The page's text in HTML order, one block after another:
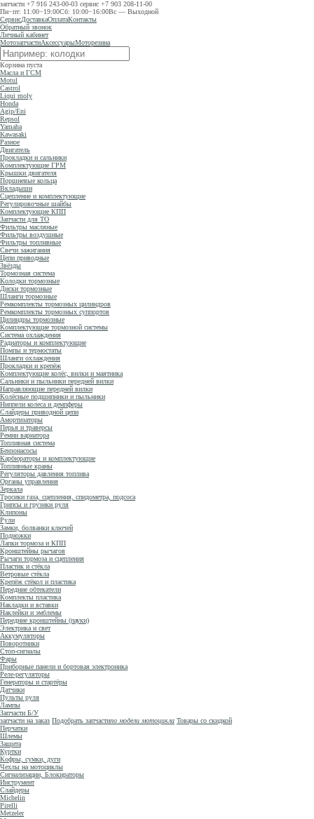
запчасти +7 916 243-00-03 сервис +7 903 208-11-00
Пн−пт: 11:00−19:00Сб: 10:00−16:00Вс — Выходной
СервисДоставкаОплатаКонтакты
Обратный звонок
Личный кабинет
МотозапчастиАксессуарыМоторезина
Корзина пуста
Масла и ГСМ
Motul
Castrol
Liqui moly
Honda
Agip/Eni
Repsol
Yamaha
Kawasaki
Разное
Двигатель
Прокладки и сальники
Комплектующие ГРМ
Крышки двигателя
Поршневые кольца
Вкладыши
Сцепление и комплектующие
Регулировочные шайбы
Комплектующие КПП
Запчасти для ТО
Фильтры масляные
Фильтры воздушные
Фильтры топливные
Свечи зажигания
Цепи приводные
Звёзды
Тормозная система
Колодки тормозные
Диски тормозные
Шланги тормозные
Ремкомплекты тормозных цилиндров
Ремкомплекты тормозных суппортов
Цилиндры тормозные
Комплектующие тормозной системы
Система охлаждения
Радиаторы и комплектующие
Помпы и термостаты
Шланги охлаждения
Прокладки и крепёж
Комплектующие колёс, вилки и маятника
Сальники и пыльники передней вилки
Направляющие передней вилки
Колёсные подшипники и пыльники
Ниппели колеса и демпферы
Слайдеры приводной цепи
Амортизаторы
Перья и траверсы
Ремни вариатора
Топливная система
Бензонасосы
Карбюраторы и комплектующие
Топливные краны
Регуляторы давления топлива
Органы управления
Зеркала
Тросики газа, сцепления, спидометра, подсоса
Грипсы и грузики руля
Клипоны
Рули
Замки, болванки ключей
Подножки
Лапки тормоза и КПП
Кронштейны рычагов
Рычаги тормоза и сцепления
Пластик и стёкла
Ветровые стёкла
Крепёж стёкол и пластика
Передние обтекатели
Комплекты пластика
Накладки и вставки
Наклейки и эмблемы
Передние кронштейны (пауки)
Электрика и свет
Аккумуляторы
Поворотники
Стоп-сигналы
Фары
Приборные панели и бортовая электроника
Реле-регуляторы
Генераторы и стартёры
Датчики
Пульты руля
Лампы
Запчасти Б/У
запчасти на заказ Подобрать запчастипо модели мотоцикла Товары со скидкой
Перчатки
Шлемы
Защита
Куртки
Кофры, сумки, дуги
Чехлы на мотоциклы
Сигнализации, Блокираторы
Инструмент
Слайдеры
Michelin
Pirelli
Metzeler